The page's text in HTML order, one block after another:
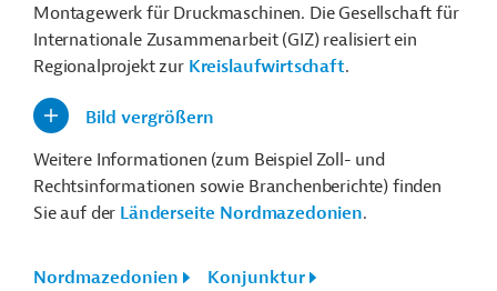
Montagewerk für Druckmaschinen. Die Gesellschaft für
Internationale Zusammenarbeit (GIZ) realisiert ein
Regionalprojekt zur Kreislaufwirtschaft.
Bild vergrößern
Weitere Informationen (zum Beispiel Zoll- und
Rechtsinformationen sowie Branchenberichte) finden
Sie auf der Länderseite Nordmazedonien.
Nordmazedonien
Konjunktur